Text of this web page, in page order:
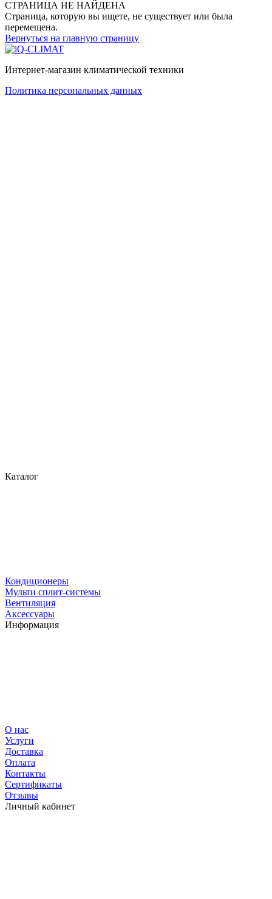
СТРАНИЦА НЕ НАЙДЕНА
Страница, которую вы ищете, не существует или была
перемещена.
Вернуться на главную страницу
Интернет-магазин климатической техники
Политика персональных данных
Каталог
Кондиционеры
Мульти сплит-системы
Вентиляция
Аксессуары
Информация
О нас
Услуги
Доставка
Оплата
Контакты
Сертификаты
Отзывы
Личный кабинет